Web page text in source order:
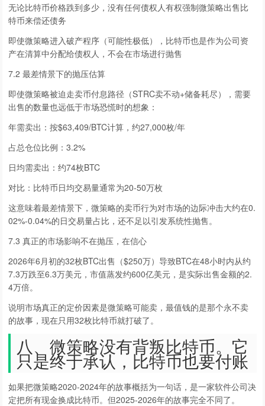
无论比特币价格跌到多少，没有任何债权人有权强制微策略出售比
特币来偿还债务
即使微策略进入破产程序（可能性极低），比特币也是作为公司资
产在清算中分配给债权人，不会在市场进行抛售
7.2 最差情景下的抛压估算
即使微策略被迫走卖币付息路径（STRC卖不动+储备耗尽），需要
出售的数量也远低于市场恐慌时的想象：
年需卖出：按$63,409/BTC计算，约27,000枚/年
占总仓位比例：3.2%
日均需卖出：约74枚BTC
对比：比特币日均交易量通常为20-50万枚
这意味着最差情景下，微策略的卖币行为对市场的边际冲击大约在0.
02%-0.04%的日交易量占比，还不足以引发系统性抛售。
7.3 真正的市场影响不在抛压，在信心
2026年6月初的32枚BTC出售（$250万）导致BTC在48小时内从约
7.3万跌至6.3万美元，市值蒸发约600亿美元，是实际出售金额的2.
4万倍。
说明市场真正的定价因素是微策略可能卖，最值钱的是那个永不卖
的故事，现在只用32枚比特币就打破了。
八、微策略没有背叛比特币。它
只是终于承认，比特币也要付账
如果把微策略2020-2024年的故事概括为一句话，是一家软件公司决
定把所有现金换成比特币。但2025-2026年的故事完全不同了。